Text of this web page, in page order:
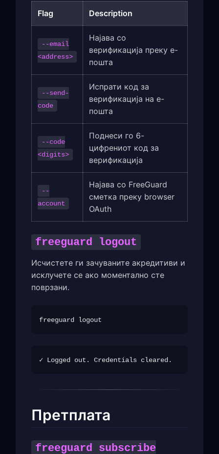
Flag Description
--email
<address>
Најава со
верификација преку е-
пошта
--send-
code
Испрати код за
верификација на е-
пошта
--code
<digits>
Поднеси го 6-
цифрениот код за
верификација
--
account
Најава со FreeGuard
сметка преку browser
OAuth
freeguard logout
Исчистете ги зачуваните акредитиви и
исклучете се ако моментално сте
поврзани.
Претплата
freeguard subscribe